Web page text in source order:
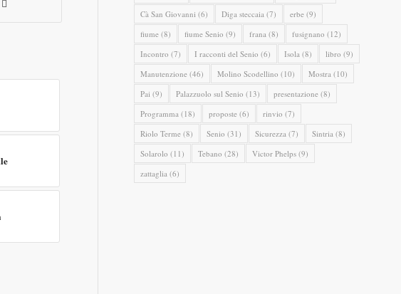
Cà San Giovanni (6) Diga steccaia (7) erbe (9)
fiume (8) fiume Senio (9) frana (8) fusignano (12)
Incontro (7) I racconti del Senio (6) Isola (8) libro (9)
Manutenzione (46) Molino Scodellino (10) Mostra (10)
Pai (9) Palazzuolo sul Senio (13) presentazione (8)
Programma (18) proposte (6) rinvio (7)
Riolo Terme (8) Senio (31) Sicurezza (7) Sintria (8)
Solarolo (11) Tebano (28) Victor Phelps (9)
zattaglia (6)